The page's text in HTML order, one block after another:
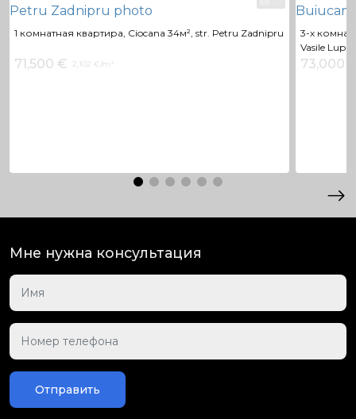
1 комнатная квартира, Ciocana 34м², str. Petru Zadnipru
71,500 € 2,102 €/m²
3-х
Vasile Lupu
73,000
Мне нужна консультация
Отправить